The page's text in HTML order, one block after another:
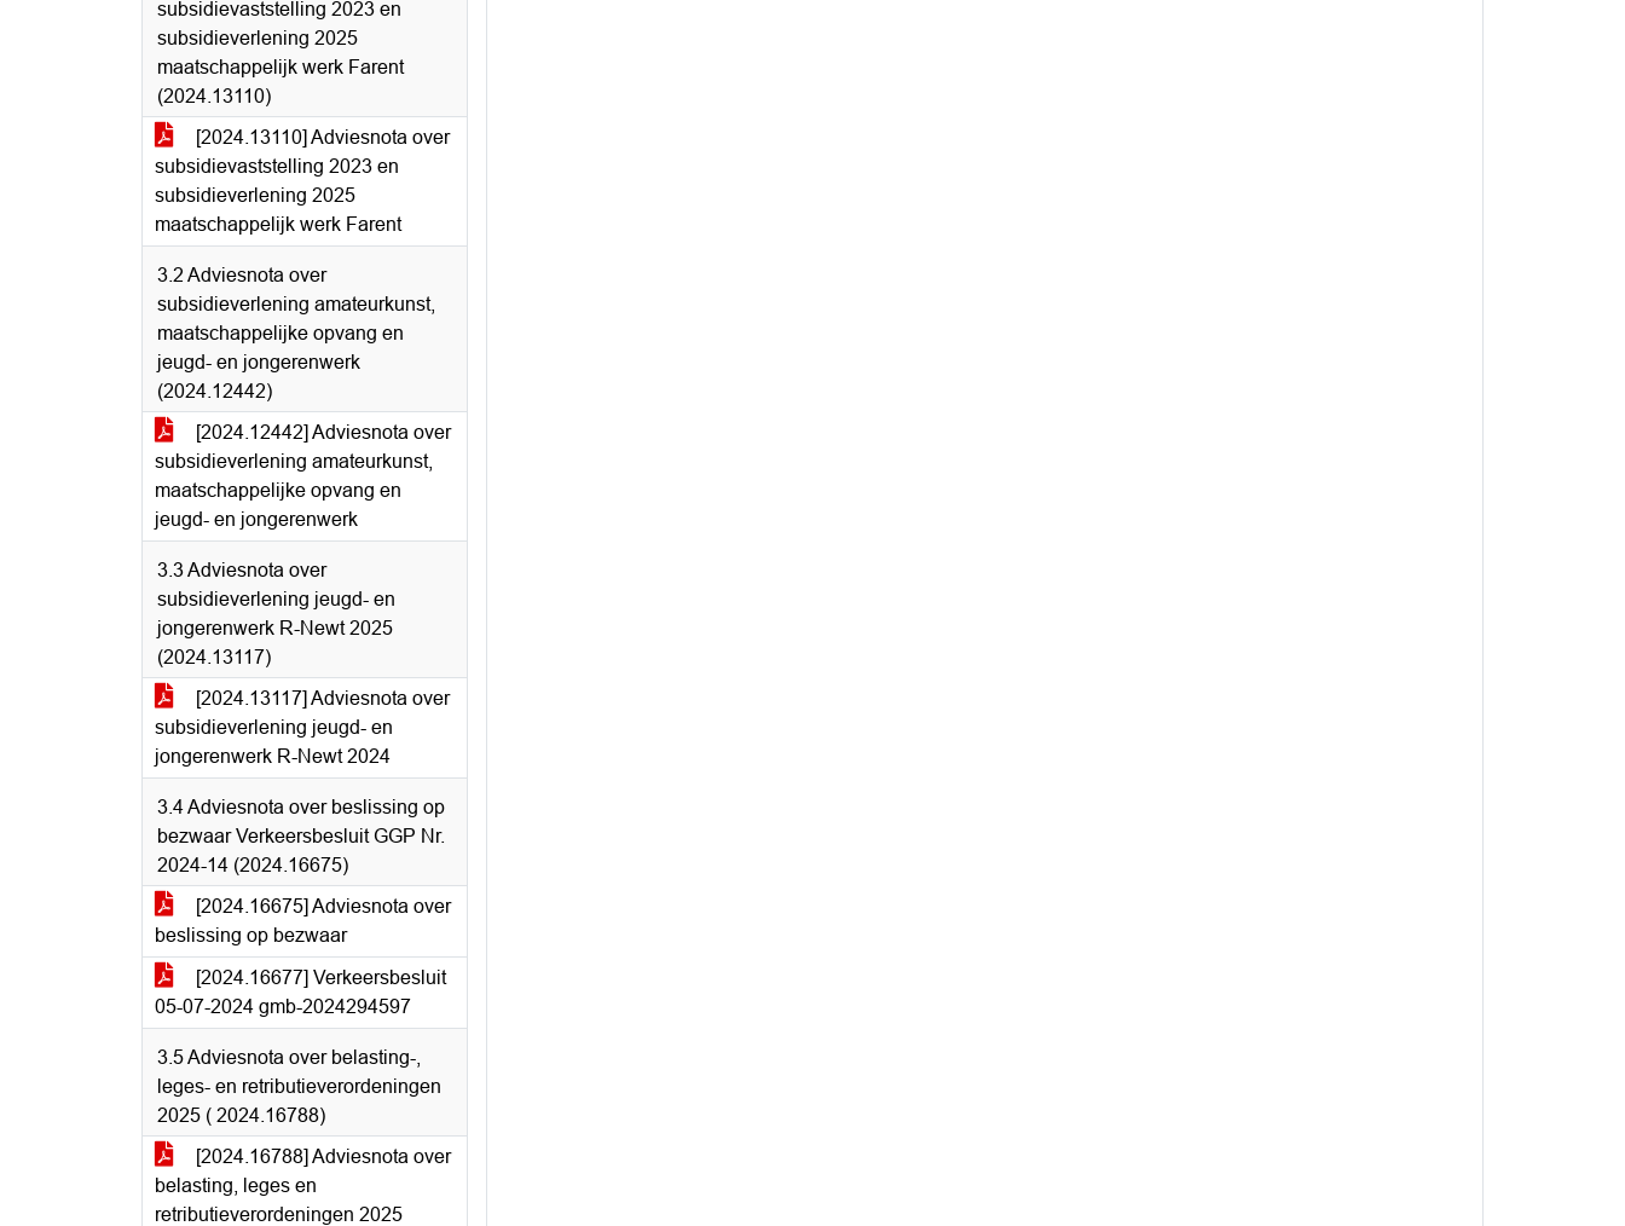
subsidievaststelling 2023 en
subsidieverlening 2025
maatschappelijk werk Farent
(2024.13110)
[2024.13110] Adviesnota over
subsidievaststelling 2023 en
subsidieverlening 2025
maatschappelijk werk Farent
3.2 Adviesnota over
subsidieverlening amateurkunst,
maatschappelijke opvang en
jeugd- en jongerenwerk
(2024.12442)
[2024.12442] Adviesnota over
subsidieverlening amateurkunst,
maatschappelijke opvang en
jeugd- en jongerenwerk
3.3 Adviesnota over
subsidieverlening jeugd- en
jongerenwerk R-Newt 2025
(2024.13117)
[2024.13117] Adviesnota over
subsidieverlening jeugd- en
jongerenwerk R-Newt 2024
3.4 Adviesnota over beslissing op
bezwaar Verkeersbesluit GGP Nr.
2024-14 (2024.16675)
[2024.16675] Adviesnota over
beslissing op bezwaar
[2024.16677] Verkeersbesluit
05-07-2024 gmb-2024294597
3.5 Adviesnota over belasting-,
leges- en retributieverordeningen
2025 ( 2024.16788)
[2024.16788] Adviesnota over
belasting, leges en
retributieverordeningen 2025